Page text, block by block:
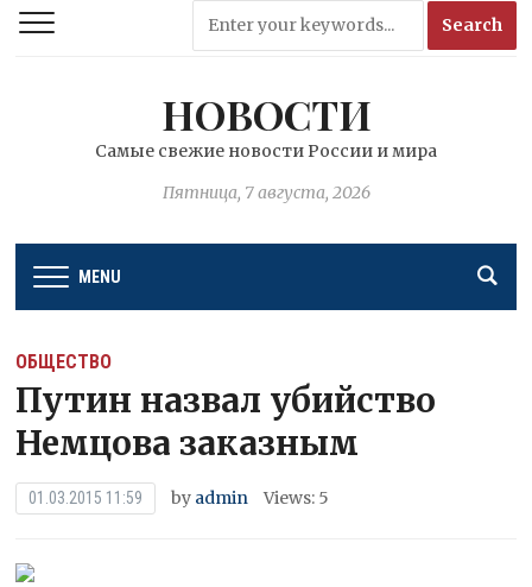
НОВОСТИ
Самые свежие новости России и мира
Пятница, 7 августа, 2026
MENU
ОБЩЕСТВО
Путин назвал убийство
Немцова заказным
01.03.2015 11:59 by admin Views: 5